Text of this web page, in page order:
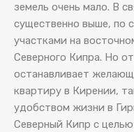
земель очень мало. В
существенно выше, по
участками на
Северного Кипра. Но
останавливает
квартиру в Кирении,
удобством жизни в
Северный Кипр с